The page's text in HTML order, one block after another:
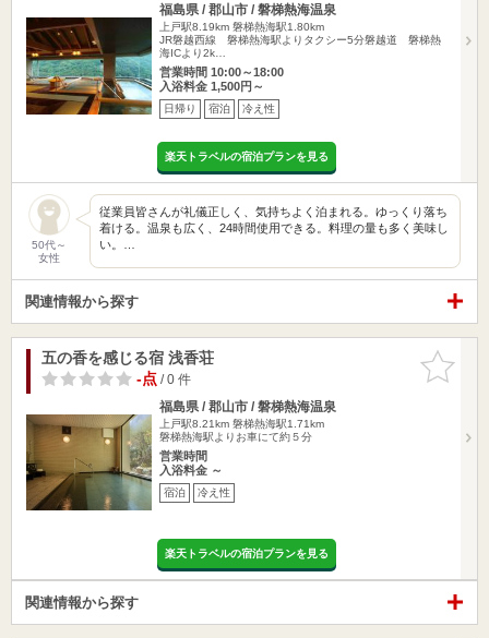
福島県 / 郡山市 / 磐梯熱海温泉
上戸駅8.19km 磐梯熱海駅1.80km
JR磐越西線 磐梯熱海駅よりタクシー5分磐越道 磐梯熱
海ICより2k…
営業時間 10:00～18:00
入浴料金 1,500円～
日帰り 宿泊 冷え性
楽天トラベルの宿泊プランを見る
50代～
女性
従業員皆さんが礼儀正しく、気持ちよく泊まれる。ゆっくり落ち
着ける。温泉も広く、24時間使用できる。料理の量も多く美味し
い。…
関連情報から探す
お気に入
りに追加
五の香を感じる宿 浅香荘
-点/ 0 件
福島県 / 郡山市 / 磐梯熱海温泉
上戸駅8.21km 磐梯熱海駅1.71km
磐梯熱海駅よりお車にて約５分
営業時間
入浴料金 ～
宿泊 冷え性
楽天トラベルの宿泊プランを見る
関連情報から探す